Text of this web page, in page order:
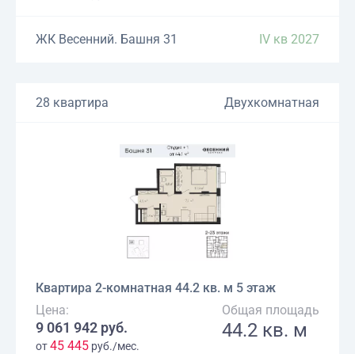
ЖК Весенний. Башня 31 IV кв 2027
28 квартира Двухкомнатная
Квартира 2-комнатная 44.2 кв. м 5 этаж
Цена:
9 061 942 руб.
от45 445 руб./мес.
Общая площадь
44.2 кв. м